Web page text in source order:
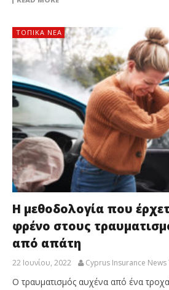
ΤΟΠΙΚΑ ΝΕΑ
Η μεθοδολογία που
φρένο στους
από απάτη
22 Ιουνίου, 2022 Cyprus Insurance News
Ο τραυματισμός αυχένα από ένα